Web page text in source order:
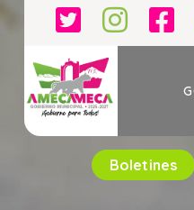
Boletines